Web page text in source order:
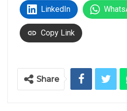
LinkedIn
Copy Link
Share